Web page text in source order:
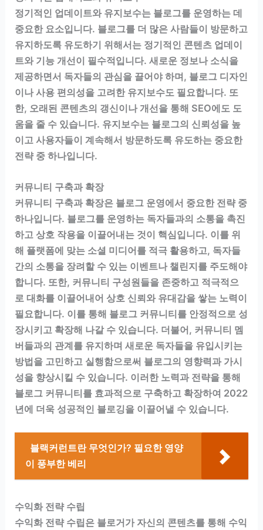
정기적인 업데이트와 유지보수는 블로그를 운영하는 데
중요한 요소입니다. 블로그를 더 많은 사람들이 방문하고
유지하도록 유도하기 위해서는 정기적인 콘텐츠 업데이
트와 기능 개선이 필수적입니다. 새로운 정보나 소식을
제공하면서 독자들의 관심을 끌어야 하며, 블로그 디자인
이나 사용 편의성을 고려한 유지보수도 필요합니다. 또
한, 오래된 콘텐츠의 갱신이나 개선을 통해 SEO에도 도
움을 줄 수 있습니다. 유지보수는 블로그의 신뢰성을 높
이고 사용자들이 계속해서 방문하도록 유도하는 중요한
전략 중 하나입니다.
커뮤니티 구축과 확장
커뮤니티 구축과 확장은 블로그 운영에서 중요한 전략 중
하나입니다. 블로그를 운영하는 독자들과의 소통을 촉진
하고 상호 작용을 이끌어내는 것이 핵심입니다. 이를 위
해 플랫폼에 맞는 소셜 미디어를 적극 활용하고, 독자들
간의 소통을 장려할 수 있는 이벤트나 챌린지를 주도해야
합니다. 또한, 커뮤니티 구성원들을 존중하고 적극적으
로 대화를 이끌어내어 상호 신뢰와 유대감을 쌓는 노력이
필요합니다. 이를 통해 블로그 커뮤니티를 안정적으로 성
장시키고 확장해 나갈 수 있습니다. 더불어, 커뮤니티 멤
버들과의 관계를 유지하며 새로운 독자들을 유입시키는
방법을 고민하고 실행함으로써 블로그의 영향력과 가시
성을 향상시킬 수 있습니다. 이러한 노력과 전략을 통해
블로그 커뮤니티를 효과적으로 구축하고 확장하여 2022
년에 더욱 성공적인 블로깅을 이끌어낼 수 있습니다.
블랙커런트란 무엇인가? 필요한 영양
이 풍부한 베리
수익화 전략 수립
수익화 전략 수립은 블로거가 자신의 콘텐츠를 통해 수익